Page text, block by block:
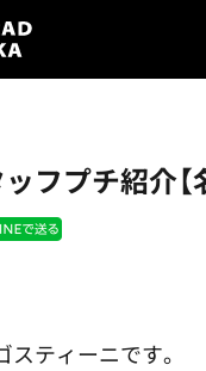
フプチ紹介【
ティーニです。